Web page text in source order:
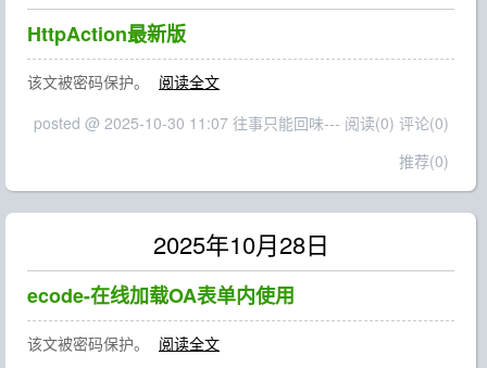
HttpAction最新版
该文被密码保护。
阅读全文
posted @ 2025-10-30 11:07 往事只能回味--- 阅读(0) 评论(0)
推荐(0)
2025年10月28日
ecode-在线加载OA表单内使用
该文被密码保护。
阅读全文